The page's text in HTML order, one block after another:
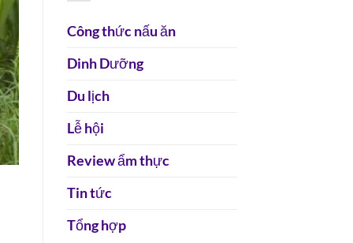
Công thức nấu ăn
Dinh Dưỡng
Du lịch
Lễ hội
Review ẩm thực
Tin tức
Tổng hợp